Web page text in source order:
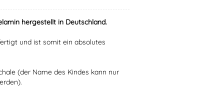
hergestellt in Deutschland.
und ist somit ein absolutes
(der Name des Kindes kann nur